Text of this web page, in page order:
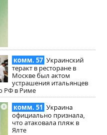
комм. 57 Украинский
теракт в ресторане в
Москве был актом
устрашения итальянцев
РФ в Риме
комм. 51 Украина
официально признала,
что атаковала пляж в
Ялте